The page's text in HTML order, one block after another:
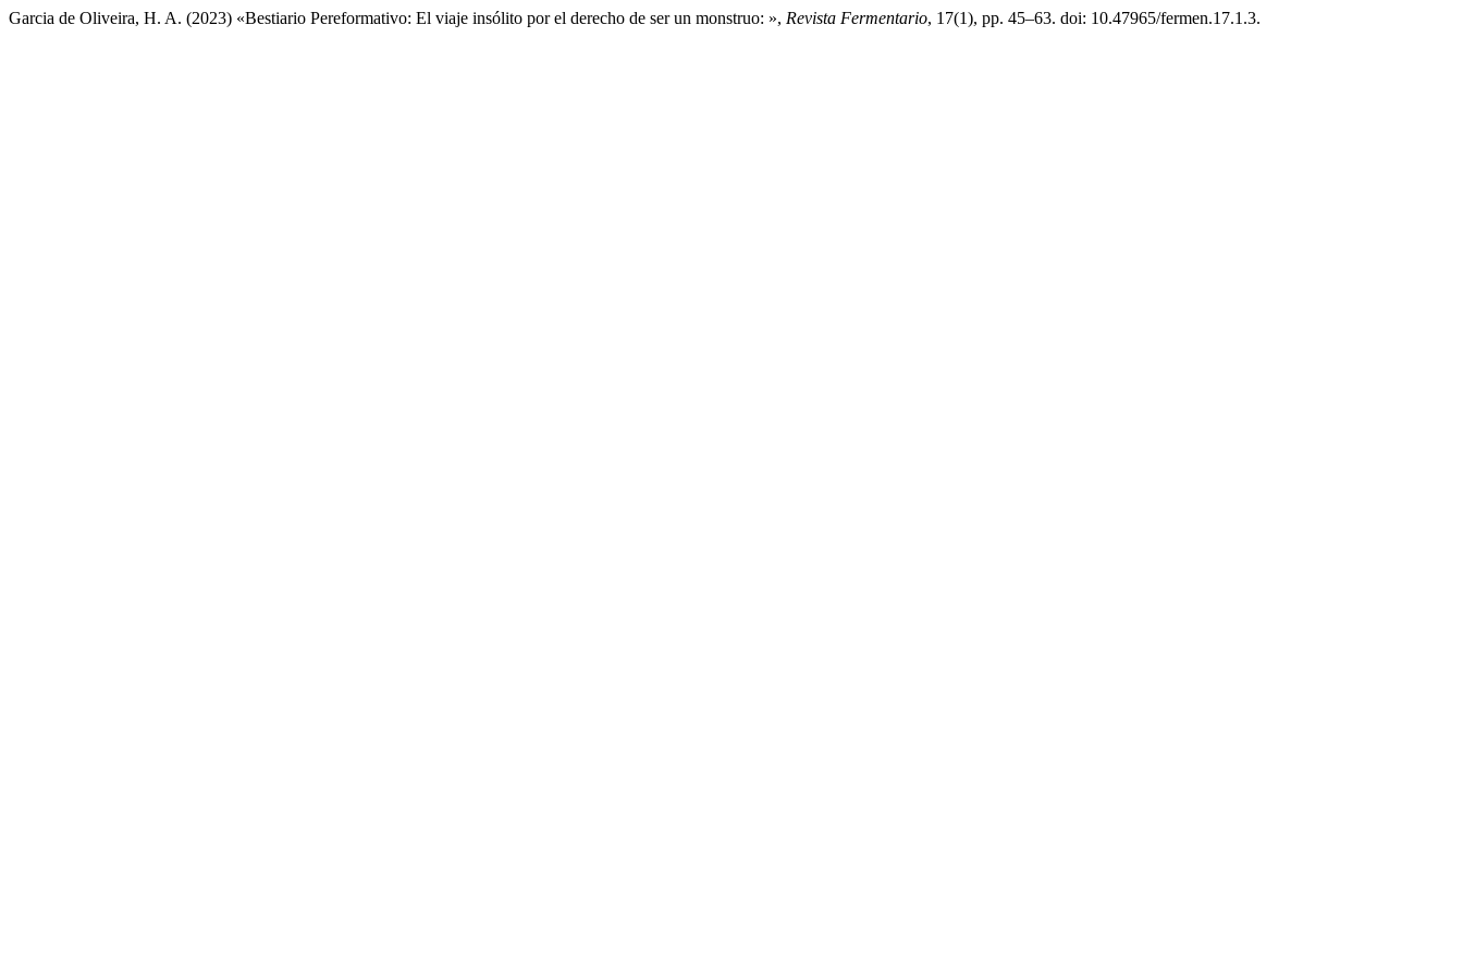
Garcia de Oliveira, H. A. (2023) «Bestiario Pereformativo: El viaje insólito por el derecho de ser un monstruo: », Revista Fermentario, 17(1), pp. 45–63. doi: 10.47965/fermen.17.1.3.